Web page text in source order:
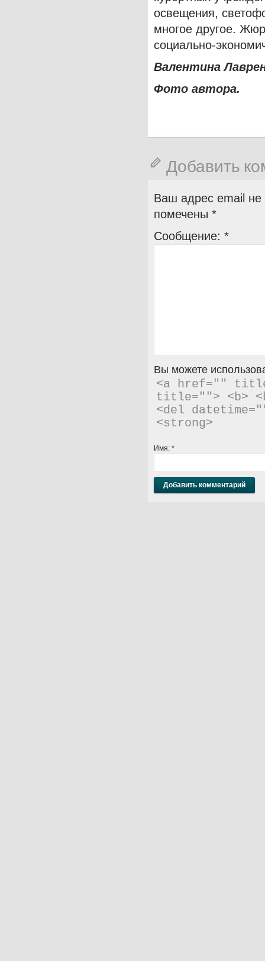
освещения,
многое другое.
социально-
Валентина
Фото автора.
Добавить
Ваш адрес email не
помечены *
Сообщение: *
Вы можете
<a href=""
title=""> <b>
<del
<strong>
Имя: *